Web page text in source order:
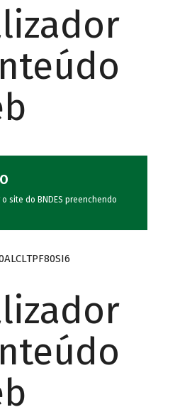
site do BNDES preenchendo